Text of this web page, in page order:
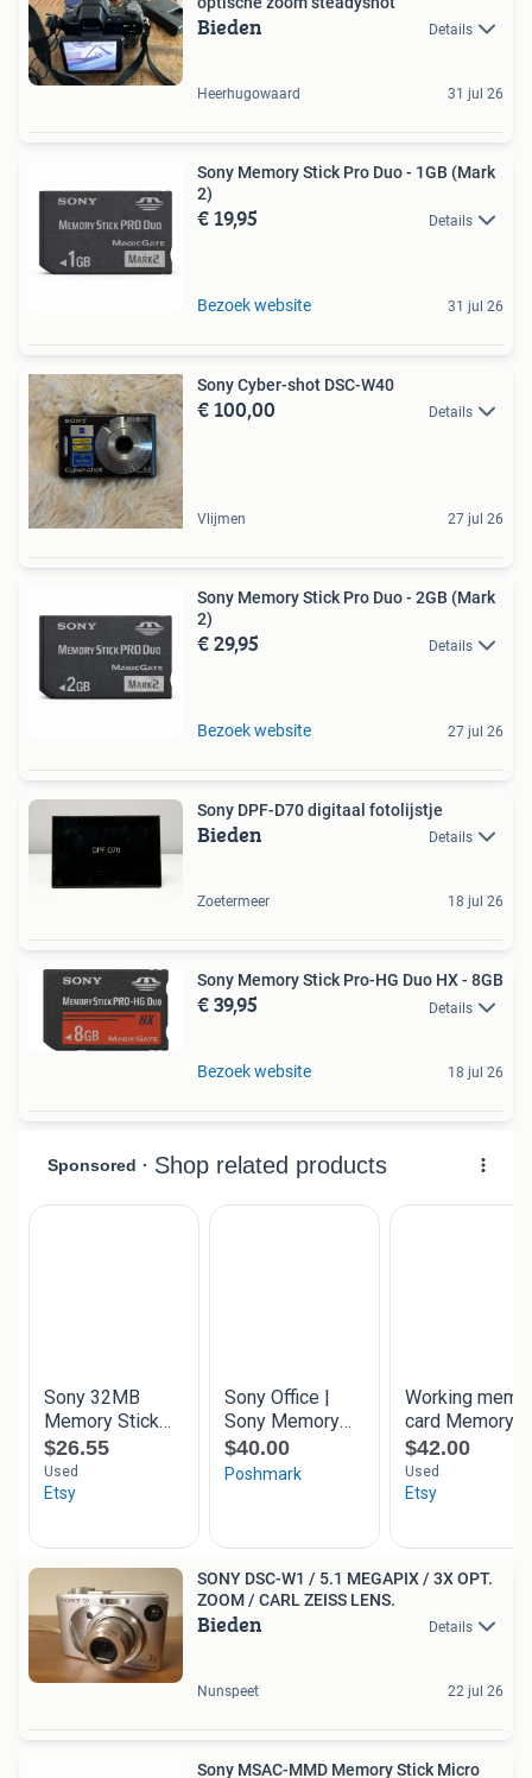
Bieden Details
Heerhugowaard 31 jul 26
Sony Memory Stick Pro Duo - 1GB (Mark
2)
€ 19,95 Details
Bezoek website 31 jul 26
Sony Cyber-shot DSC-W40
€ 100,00 Details
Vlijmen 27 jul 26
Sony Memory Stick Pro Duo - 2GB (Mark
2)
€ 29,95 Details
Bezoek website 27 jul 26
Sony DPF-D70 digitaal fotolijstje
Bieden Details
Zoetermeer 18 jul 26
Sony Memory Stick Pro-HG Duo HX - 8GB
€ 39,95 Details
Bezoek website 18 jul 26
SONY DSC-W1 / 5.1 MEGAPIX / 3X OPT.
ZOOM / CARL ZEISS LENS.
Bieden Details
Nunspeet 22 jul 26
Sony MSAC-MMD Memory Stick Micro